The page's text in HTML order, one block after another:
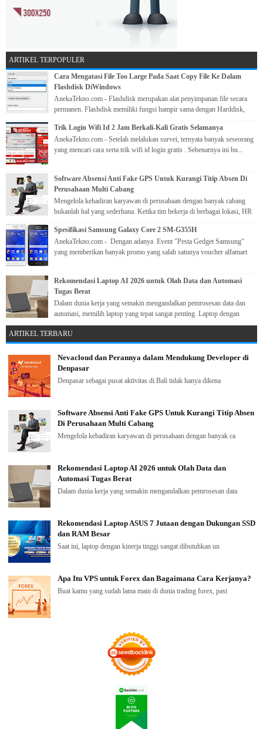
ARTIKEL TERPOPULER
Cara Mengatasi File Too Large Pada Saat Copy File Ke Dalam
Flashdisk DiWindows
AnekaTekno.com - Flashdisk merupakan alat penyimpanan file secara
permanen. Flashdisk memiliki fungsi hampir sama dengan Harddisk,
Trik Login Wifi Id 2 Jam Berkali-Kali Gratis Selamanya
AnekaTekno.com - Setelah melalukan survei, ternyata banyak seseorang
yang mencari cara serta trik wifi id login gratis . Sebenarnya ini bu...
Software Absensi Anti Fake GPS Untuk Kurangi Titip Absen Di
Perusahaan Multi Cabang
Mengelola kehadiran karyawan di perusahaan dengan banyak cabang
bukanlah hal yang sederhana. Ketika tim bekerja di berbagai lokasi, HR
Spesifikasi Samsung Galaxy Core 2 SM-G355H
AnekaTekno.com - Dengan adanya Event "Pesta Gedget Samsung"
yang memberikan banyak promo yang salah satunya voucher alfamart
Rekomendasi Laptop AI 2026 untuk Olah Data dan Automasi
Tugas Berat
Dalam dunia kerja yang semakin mengandalkan pemrosesan data dan
automasi, memilih laptop yang tepat sangat penting. Laptop dengan
kemampuan ...
ARTIKEL TERBARU
Nevacloud dan Perannya dalam Mendukung Developer di
Denpasar
Denpasar sebagai pusat aktivitas di Bali tidak hanya dikena
Software Absensi Anti Fake GPS Untuk Kurangi Titip Absen
Di Perusahaan Multi Cabang
Mengelola kehadiran karyawan di perusahaan dengan banyak ca
Rekomendasi Laptop AI 2026 untuk Olah Data dan
Automasi Tugas Berat
Dalam dunia kerja yang semakin mengandalkan pemrosesan data
Rekomendasi Laptop ASUS 7 Jutaan dengan Dukungan SSD
dan RAM Besar
Saat ini, laptop dengan kinerja tinggi sangat dibutuhkan un
Apa Itu VPS untuk Forex dan Bagaimana Cara Kerjanya?
Buat kamu yang sudah lama main di dunia trading forex, past